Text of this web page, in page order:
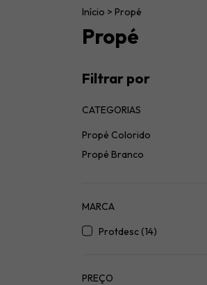
Início > Propé
Propé
Filtrar por
CATEGORIAS
Propé Colorido
Propé Branco
MARCA
Protdesc (14)
PREÇO